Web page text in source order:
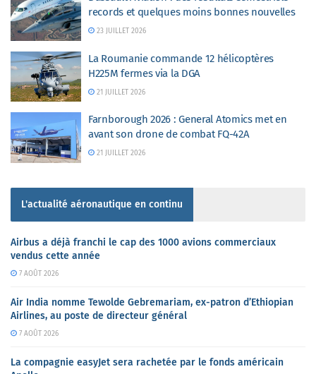
records et quelques moins bonnes nouvelles
23 JUILLET 2026
La Roumanie commande 12 hélicoptères
H225M fermes via la DGA
21 JUILLET 2026
Farnborough 2026 : General Atomics met en
avant son drone de combat FQ-42A
21 JUILLET 2026
L'actualité aéronautique en continu
Airbus a déjà franchi le cap des 1000 avions commerciaux
vendus cette année
7 AOÛT 2026
Air India nomme Tewolde Gebremariam, ex-patron d’Ethiopian
Airlines, au poste de directeur général
7 AOÛT 2026
La compagnie easyJet sera rachetée par le fonds américain